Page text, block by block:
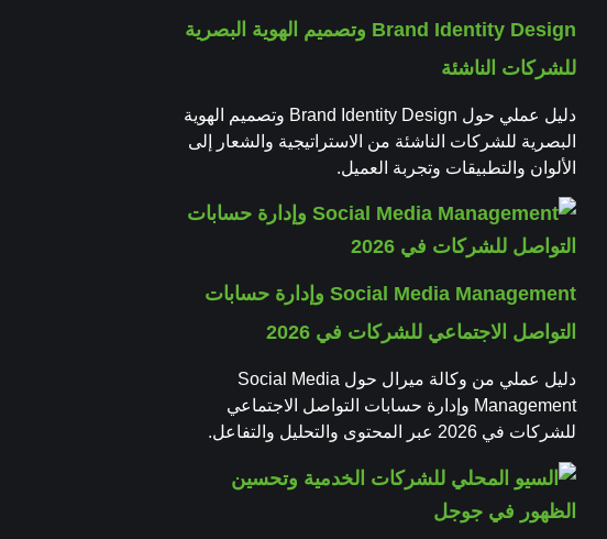
Brand Identity Design وتصميم الهوية البصرية
للشركات الناشئة
دليل عملي حول Brand Identity Design وتصميم الهوية
البصرية للشركات الناشئة من الاستراتيجية والشعار إلى
الألوان والتطبيقات وتجربة العميل.
Social Media Management وإدارة حسابات
التواصل الاجتماعي للشركات في 2026
دليل عملي من وكالة ميرال حول Social Media
Management وإدارة حسابات التواصل الاجتماعي
للشركات في 2026 عبر المحتوى والتحليل والتفاعل.